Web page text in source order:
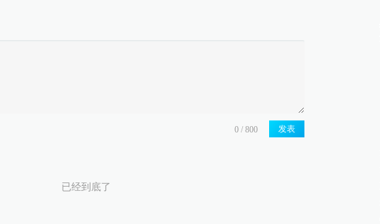
发表
已经到底了